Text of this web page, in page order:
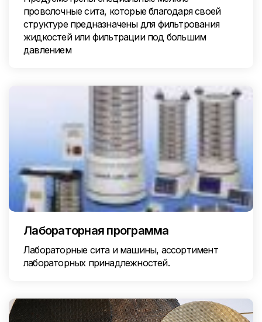
проволочные сита, которые благодаря своей
структуре предназначены для фильтрования
жидкостей или фильтрации под большим
давлением
Лабораторная программа
Лабораторные сита и машины, ассортимент
лабораторных принадлежностей.